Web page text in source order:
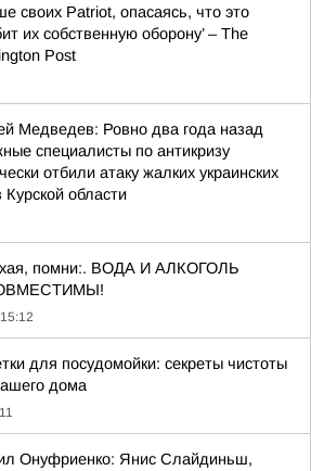
своих Patriot, опасаясь, что это
их собственную оборону’ – The
Post
Медведев: Ровно два года назад
специалисты по антикризу
отбили атаку жалких украинских
области
помни:. ВОДА И АЛКОГОЛЬ
15:12
для посудомойки: секреты чистоты
дома
Онуфриенко: Янис Слайдиньш,